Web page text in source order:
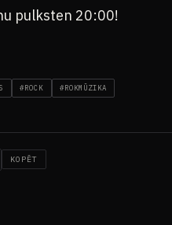
pulksten 20:00!
#ROCK #ROKMŪZIKA
KOPĒT